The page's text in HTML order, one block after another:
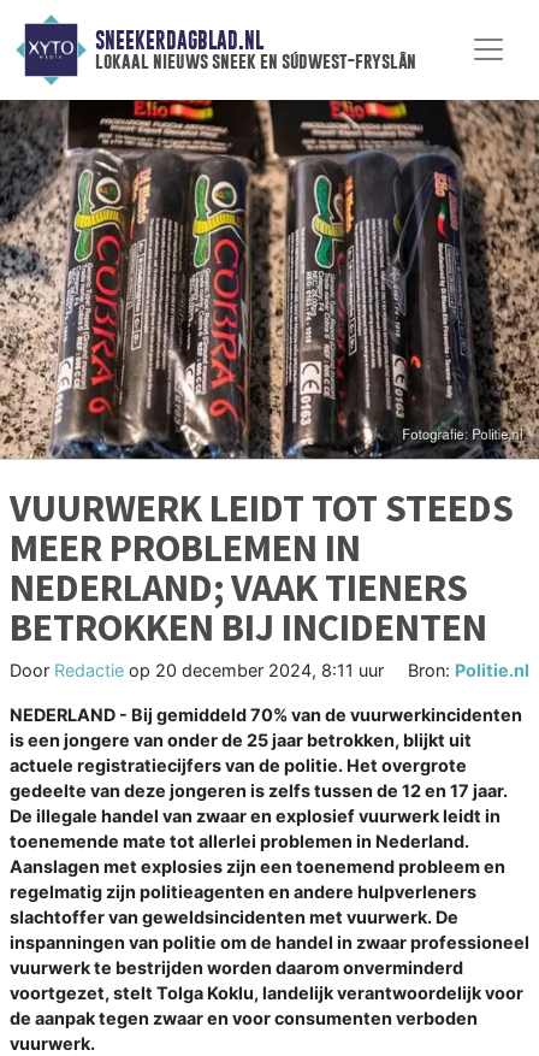
SNEEKERDAGBLAD.NL
lokaal nieuws sneek en súdwest-fryslân
VUURWERK LEIDT TOT STEEDS
MEER PROBLEMEN IN
NEDERLAND; VAAK TIENERS
BETROKKEN BIJ INCIDENTEN
Door Redactie op 20 december 2024, 8:11 uur Bron: Politie.nl
NEDERLAND - Bij gemiddeld 70% van de vuurwerkincidenten
is een jongere van onder de 25 jaar betrokken, blijkt uit
actuele registratiecijfers van de politie. Het overgrote
gedeelte van deze jongeren is zelfs tussen de 12 en 17 jaar.
De illegale handel van zwaar en explosief vuurwerk leidt in
toenemende mate tot allerlei problemen in Nederland.
Aanslagen met explosies zijn een toenemend probleem en
regelmatig zijn politieagenten en andere hulpverleners
slachtoffer van geweldsincidenten met vuurwerk. De
inspanningen van politie om de handel in zwaar professioneel
vuurwerk te bestrijden worden daarom onverminderd
voortgezet, stelt Tolga Koklu, landelijk verantwoordelijk voor
de aanpak tegen zwaar en voor consumenten verboden
vuurwerk.